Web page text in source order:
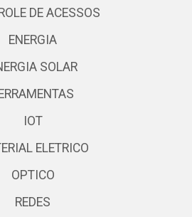
DE ACESSOS
ENERGIA
SOLAR
IOT
ELETRICO
OPTICO
REDES